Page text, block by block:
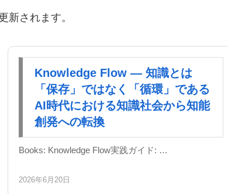
新されます。
Knowledge Flow ― 知識とは
「保存」ではなく「循環」である
AI時代における知識社会から知能
創発への転換
Books: Knowledge Flow実践ガイド: …
2026年6月20日